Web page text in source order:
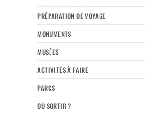
PRÉPARATION DE VOYAGE
MONUMENTS
MUSÉES
ACTIVITÉS À FAIRE
PARCS
OÙ SORTIR ?